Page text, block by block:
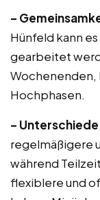
–
Hünfeld kann
gearbeitet
Wochenenden,
Hochphasen.
–
regelmäßigere
während
flexiblere und